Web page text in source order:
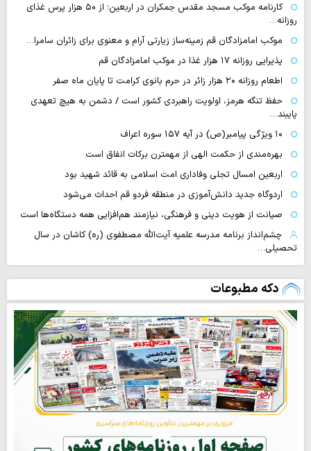
کارنامه موکب مسجد مقدس جمکران در اربعین؛ از ۵۰ هزار پرس غذای
روزانه…
موکب امامزادگان قم زمینه‌ساز زیارتی آرام و معنوی برای زائران سامرا…
پذیرایی روزانه ۱۷ هزار غذا در موکب امامزادگان قم
اطعام روزانه ۲۰ هزار زائر در حرم بانوی کرامت تا پایان ماه صفر
حفظ تنگه هرمز، اولویت راهبردی کشور است / دشمن به هیچ تعهدی
پایبند…
۱۰ ویژگی پیامبر(ص) در آیه ۱۵۷ سوره اعراف
بهره‌مندی از حکمت الهی از مهمترن برکات انفاق است
اربعین امسال تجلی وفاداری امت اسلامی به قائد شهید بود
اردوگاه جدید دانش‌آموزی در منطقه فردو قم احداث می‌شود
صیانت از هویت دینی و فرهنگی، نیازمند هم‌افزایی همه دستگاه‌ها است
چشم‌انداز برنامه مدرسه علمیه آیت‌الله مصطفوی (ره) کاشان در سال
تحصیلی…
دکه مطبوعات